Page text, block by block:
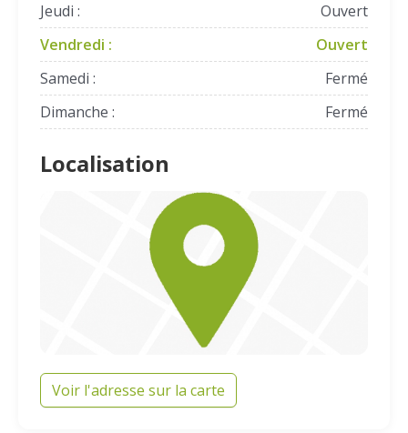
Jeudi :
Ouvert
Vendredi :
Ouvert
Samedi :
Fermé
Dimanche :
Fermé
Localisation
Voir l'adresse sur la carte